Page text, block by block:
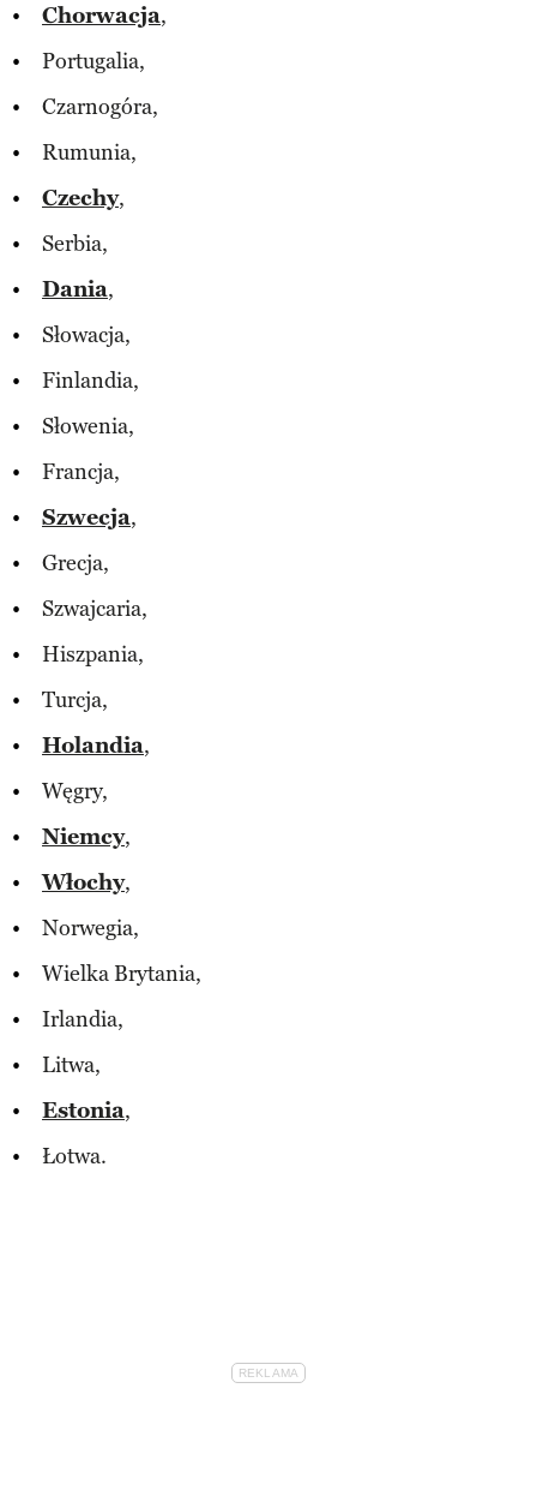
Chorwacja,
Portugalia,
Czarnogóra,
Rumunia,
Czechy,
Serbia,
Dania,
Słowacja,
Finlandia,
Słowenia,
Francja,
Szwecja,
Grecja,
Szwajcaria,
Hiszpania,
Turcja,
Holandia,
Węgry,
Niemcy,
Włochy,
Norwegia,
Wielka Brytania,
Irlandia,
Litwa,
Estonia,
Łotwa.